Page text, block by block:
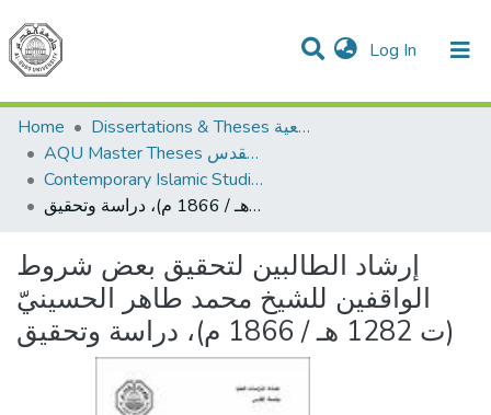
Log In (current)
Communities & Collections
All of DSpace
Home
Dissertations & Theses الرسائل الجامعية
AQU Master Theses الرسائل الجامعية الخاصة بجامعة القدس
Contemporary Islamic Studies الدراسات الإسلامية المعاصرة
إرشاد الطالبين لتحقيق بعض شروط الواقفين للشيخ محمد طاهر الحسينيّ (ت 1282 هـ / 1866 م)، دراسة وتحقيق
إرشاد الطالبين لتحقيق بعض شروط
الواقفين للشيخ محمد طاهر الحسينيّ
(ت 1282 هـ / 1866 م)، دراسة وتحقيق